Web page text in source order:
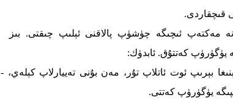
قىچقاردى.
مەكتەپ ئىچىگە چۈشۈپ پالاقنى ئېلىپ چىقتى. بىز
يۈگۈرۈپ كەتتۇق. ئابدۈك:
بېرىپ ئوت ئاتلاپ تۇر، مەن بۇنى تەييارلاپ كېلەي، -
يۈگۈرۈپ كەتتى.